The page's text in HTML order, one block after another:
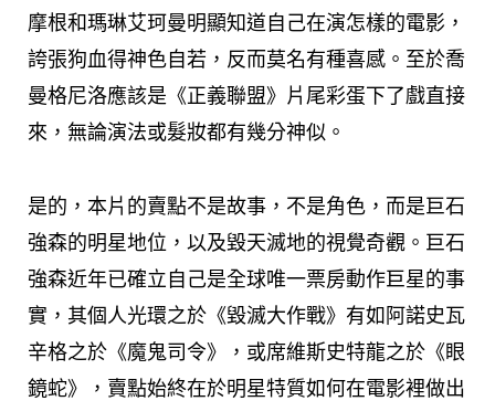
摩根和瑪琳艾珂曼明顯知道自己在演怎樣的電影，
誇張狗血得神色自若，反而莫名有種喜感。至於喬
曼格尼洛應該是《正義聯盟》片尾彩蛋下了戲直接
來，無論演法或髮妝都有幾分神似。
是的，本片的賣點不是故事，不是角色，而是巨石
強森的明星地位，以及毀天滅地的視覺奇觀。巨石
強森近年已確立自己是全球唯一票房動作巨星的事
實，其個人光環之於《毀滅大作戰》有如阿諾史瓦
辛格之於《魔鬼司令》，或席維斯史特龍之於《眼
鏡蛇》，賣點始終在於明星特質如何在電影裡做出